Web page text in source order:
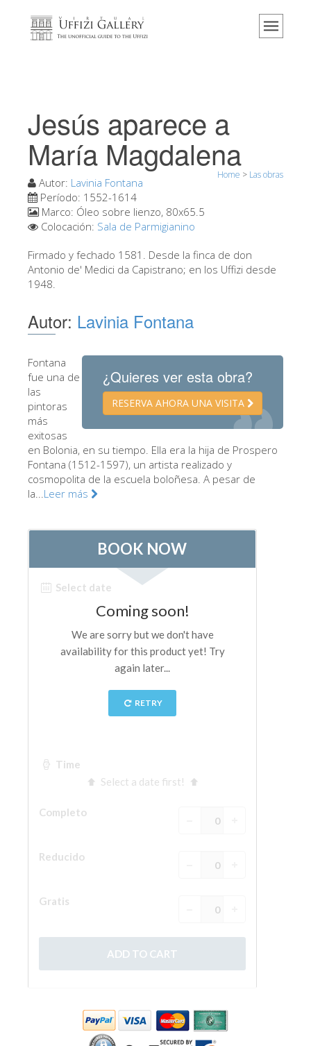
Home
Eventos y exposiciones
Los comentarios de los visitantes
Contáctenos
Visite los Uffizi
Reserve ahora
Visita virtual
Las obras
Los Artistas
Otros Museos
Museo del Bargello
Galería Palatina
Capillas de los Medici
El Taller de las Piedras Duras
Museo Galileo
Corredor de Vasari
Palazzo Vecchio
Santa Maria Novella
Reserve una visita guiada
Jesús aparece a
María Magdalena
Home > Las obras
Autor: Lavinia Fontana
Período: 1552-1614
Marco: Óleo sobre lienzo, 80x65.5
Colocación: Sala de Parmigianino
Firmado y fechado 1581. Desde la finca de don
Antonio de' Medici da Capistrano; en los Uffizi desde
1948.
Autor: Lavinia Fontana
¿Quieres ver esta obra?
RESERVA AHORA UNA VISITA
Fontana
fue una de
las
pintoras
más
exitosas
en Bolonia, en su tiempo. Ella era la hija de Prospero
Fontana (1512-1597), un artista realizado y
cosmopolita de la escuela boloñesa. A pesar de
la...Leer más